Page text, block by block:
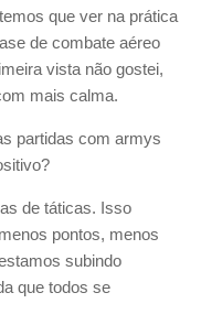
que ver na prática
de combate aéreo
vista não gostei,
mais calma.
partidas com armys
de táticas. Isso
pontos, menos
subindo
que todos se